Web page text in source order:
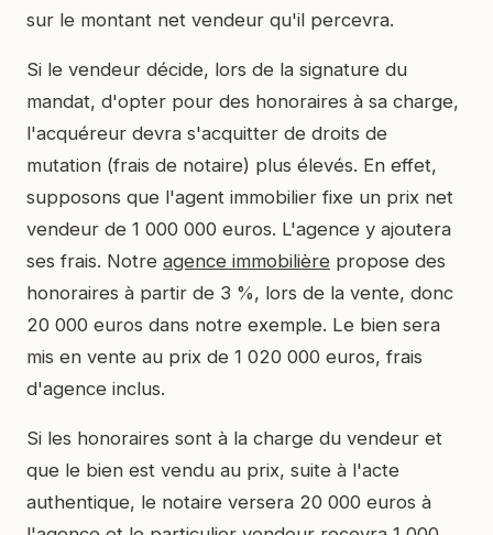
sur le montant net vendeur qu'il percevra.
Si le vendeur décide, lors de la signature du
mandat, d'opter pour des honoraires à sa charge,
l'acquéreur devra s'acquitter de droits de
mutation (frais de notaire) plus élevés. En effet,
supposons que l'agent immobilier fixe un prix net
vendeur de 1 000 000 euros. L'agence y ajoutera
ses frais. Notre agence immobilière propose des
honoraires à partir de 3 %, lors de la vente, donc
20 000 euros dans notre exemple. Le bien sera
mis en vente au prix de 1 020 000 euros, frais
d'agence inclus.
Si les honoraires sont à la charge du vendeur et
que le bien est vendu au prix, suite à l'acte
authentique, le notaire versera 20 000 euros à